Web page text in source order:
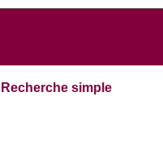
Recherche simple